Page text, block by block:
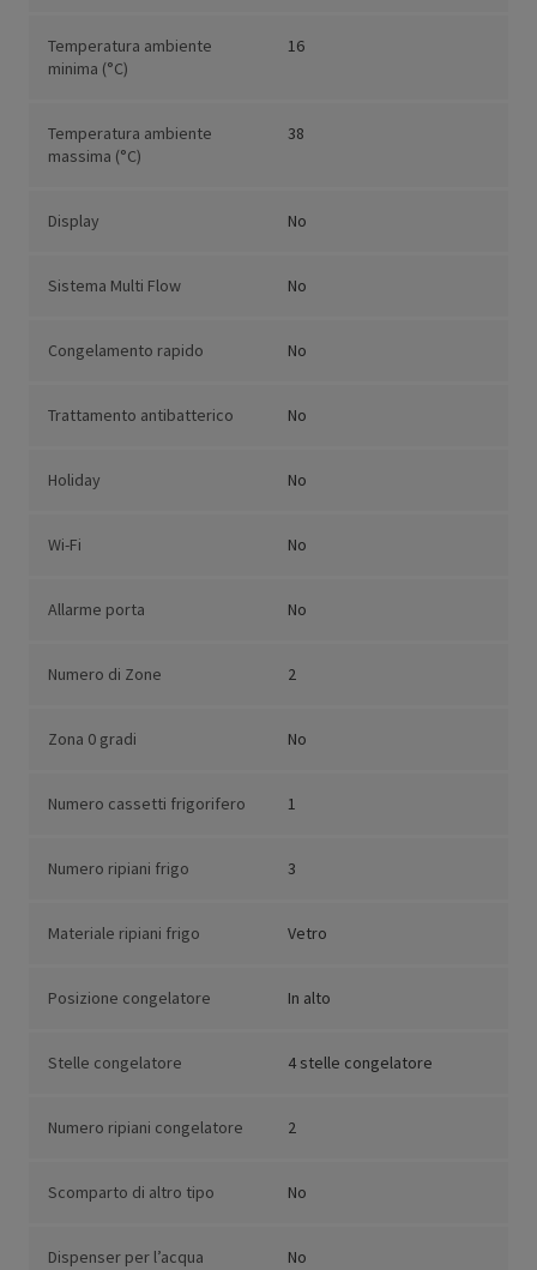
Temperatura ambiente
minima (°C)
16
Temperatura ambiente
massima (°C)
38
Display No
Sistema Multi Flow No
Congelamento rapido No
Trattamento antibatterico No
Holiday No
Wi-Fi No
Allarme porta No
Numero di Zone 2
Zona 0 gradi No
Numero cassetti frigorifero 1
Numero ripiani frigo 3
Materiale ripiani frigo Vetro
Posizione congelatore In alto
Stelle congelatore 4 stelle congelatore
Numero ripiani congelatore 2
Scomparto di altro tipo No
Dispenser per l’acqua No